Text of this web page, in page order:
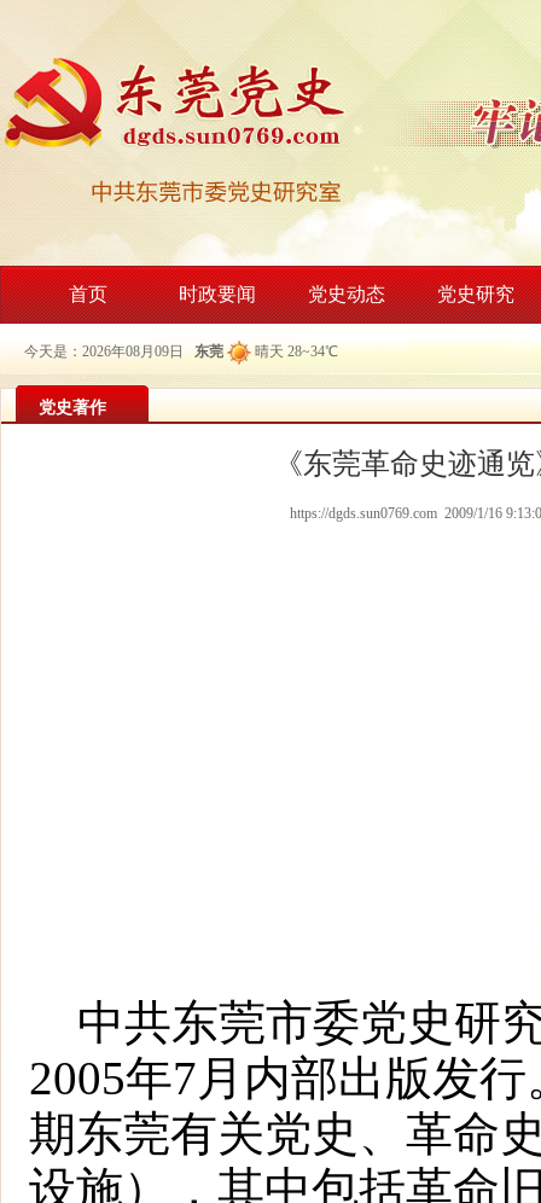
首页 时政要闻 党史动态 党史研究
今天是：2026年08月09日 东莞 晴天 28~34℃
党史著作
《东莞革命史迹通
https://dgds.sun0769.com 2009/1/16
中共东莞市委党史研
2005年7月内部出版发
期东莞有关党史、革命
设施），其中包括革命